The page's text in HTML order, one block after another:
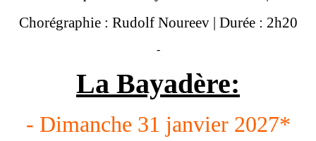
Chorégraphie : Rudolf Noureev | Durée : 2h20
-
La Bayadère:
- Dimanche 31 janvier 2027*